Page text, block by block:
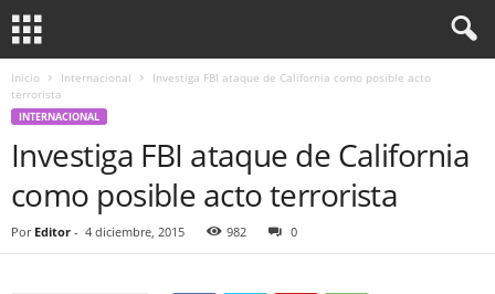
Inicio Internacional
Investiga FBI ataque de California como posible acto
terrorista
INTERNACIONAL
Investiga FBI ataque de California
como posible acto terrorista
Por Editor - 4 diciembre, 2015 982 0